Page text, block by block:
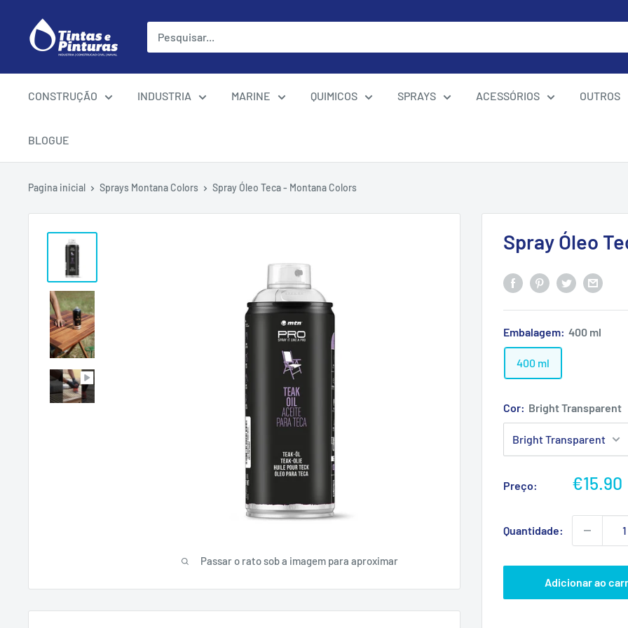
conteúdo
CONSTRUÇÃO INDUSTRIA MARINE QUIMICOS SPRAYS ACESSÓRIOS OUTROS
BLOGUE
Pagina inicial Sprays Montana Colors Spray Óleo Teca - Montana Colors
Passar o rato sob a imagem para aproximar
Spray Óleo
Embalagem: 400 ml
400 ml
Cor: Bright Transparent
Preço:
Preço
€15.90
Quantidade:
Adicionar ao